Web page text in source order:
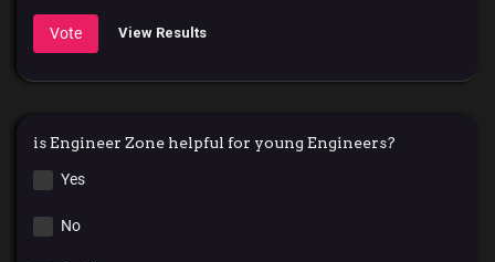
Vote View Results
is Engineer Zone helpful for young Engineers?
Yes
No